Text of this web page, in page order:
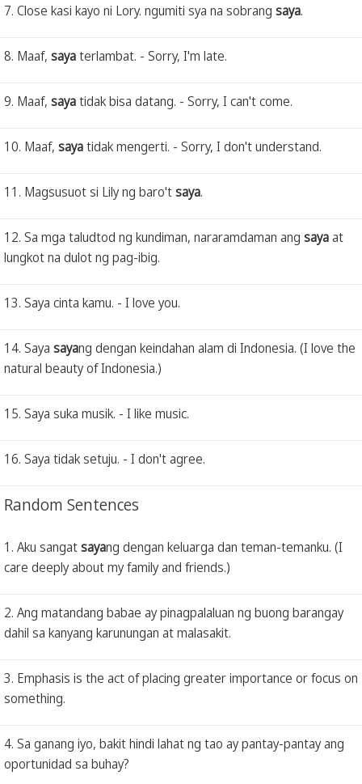
7. Close kasi kayo ni Lory. ngumiti sya na sobrang saya.
8. Maaf, sayaterlambat. - Sorry, I'm late.
9. Maaf, sayatidak bisa datang. - Sorry, I can't come.
10. Maaf, sayatidak mengerti. - Sorry, I don't understand.
11. Magsusuot si Lily ng baro'tsaya.
12. Sa mga taludtod ng kundiman, nararamdaman ang sayaat
lungkot na dulot ng pag-ibig.
13. Saya cinta kamu. - I love you.
14. Saya sayang dengan keindahan alam di Indonesia. (I love the
natural beauty of Indonesia.)
15. Saya suka musik. - I like music.
16. Saya tidak setuju. - I don't agree.
Random Sentences
1. Aku sangatsayang dengan keluarga dan teman-temanku. (I
care deeply about my family and friends.)
2. Ang matandang babae ay pinagpalaluan ng buong barangay
dahil sa kanyang karunungan at malasakit.
3. Emphasis is the act of placing greater importance or focus on
something.
4. Sa ganang iyo, bakit hindi lahat ng tao ay pantay-pantay ang
oportunidad sa buhay?